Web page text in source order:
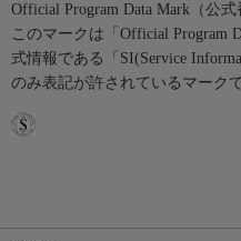
Official Program Data Mark（公式
このマークは「Official Program
式情報である「SI(Service
のみ表記が許されているマークで